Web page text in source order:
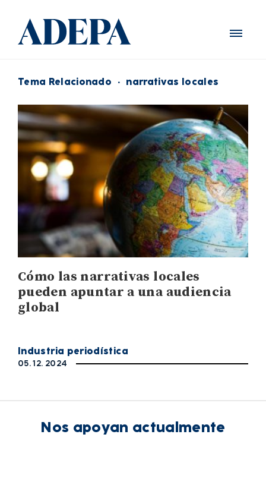
Tema Relacionado · narrativas locales
Cómo las narrativas locales
pueden apuntar a una audiencia
global
Industria periodística
05. 12. 2024
Nos apoyan actualmente